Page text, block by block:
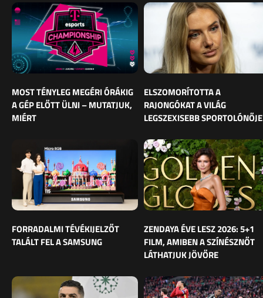
MOST TÉNYLEG MEGÉRI ÓRÁKIG
A GÉP ELŐTT ÜLNI – MUTATJUK,
MIÉRT
ELSZOMORÍTOTTA A
RAJONGÓKAT A VILÁG
LEGSZEXISEBB SPORTOLÓNŐJE
FORRADALMI TÉVÉKIJELZŐT
TALÁLT FEL A SAMSUNG
ZENDAYA ÉVE LESZ 2026: 5+1
FILM, AMIBEN A SZÍNÉSZNŐT
LÁTHATJUK JÖVŐRE